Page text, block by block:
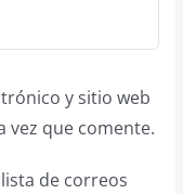
y sitio web
vez que comente.
de correos